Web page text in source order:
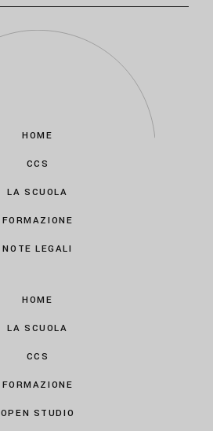
HOME
CCS
LA SCUOLA
FORMAZIONE
NOTE LEGALI
HOME
LA SCUOLA
CCS
FORMAZIONE
OPEN STUDIO